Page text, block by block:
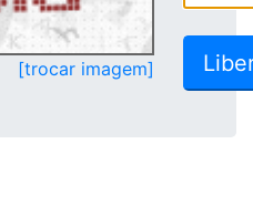
[trocar imagem]